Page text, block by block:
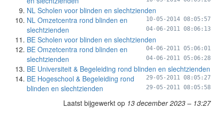
NL Scholen voor blinden en slechtzienden
10-05-2014 08:05:57
NL Omzetcentra rond blinden en
slechtzienden
04-06-2011 08:06:13
BE Scholen voor blinden en slechtzienden
04-06-2011 05:06:01
BE Omzetcentra rond blinden en
slechtzienden
04-06-2011 05:06:28
BE Universiteit & Begeleiding rond blinden en slechtzienden
29-05-2011 08:05:27
BE Hogeschool & Begeleiding rond
blinden en slechtzienden
29-05-2011 08:05:58
Laatst bijgewerkt op 13 december 2023 – 13:27